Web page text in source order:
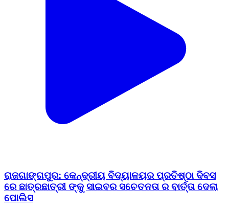
ରାଜଗାଙ୍ଗପୁର: କେନ୍ଦ୍ରୀୟ ବିଦ୍ୟାଳୟର ପ୍ରତିଷ୍ଠା ଦିବସ
ରେ ଛାତ୍ରଛାତ୍ରୀ ଙ୍କୁ ସାଇବର ସଚେତନତା ର ବାର୍ତ୍ତା ଦେଲା
ପୋଲିସ